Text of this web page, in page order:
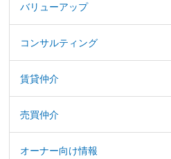
バリューアップ
コンサルティング
賃貸仲介
売買仲介
オーナー向け情報